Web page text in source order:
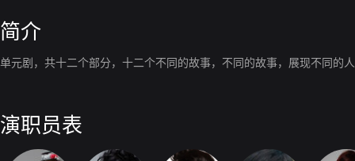
简介
单元剧，共十二个部分，十二个不同的故事，不同的故事，展现不同的
演职员表